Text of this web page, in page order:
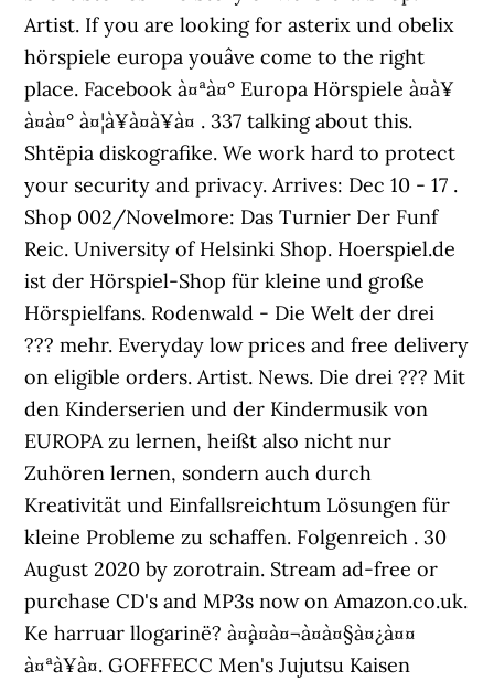
Artist. If you are looking for asterix und obelix
hörspiele europa youâve come to the right
place. Facebook à¤ªà¤° Europa Hörspiele à¤à¥
à¤à¤° à¤¦à¥à¤à¥à¤ . 337 talking about this.
Shtëpia diskografike. We work hard to protect
your security and privacy. Arrives: Dec 10 - 17 .
Shop 002/Novelmore: Das Turnier Der Funf
Reic. University of Helsinki Shop. Hoerspiel.de
ist der Hörspiel-Shop für kleine und große
Hörspielfans. Rodenwald - Die Welt der drei
??? mehr. Everyday low prices and free delivery
on eligible orders. Artist. News. Die drei ??? Mit
den Kinderserien und der Kindermusik von
EUROPA zu lernen, heißt also nicht nur
Zuhören lernen, sondern auch durch
Kreativität und Einfallsreichtum Lösungen für
kleine Probleme zu schaffen. Folgenreich . 30
August 2020 by zorotrain. Stream ad-free or
purchase CD's and MP3s now on Amazon.co.uk.
Ke harruar llogarinë? à¤¸à¤à¤¬à¤à¤§à¤¿à¤¤
à¤ªà¥à¤. GOFFFECC Men's Jujutsu Kaisen